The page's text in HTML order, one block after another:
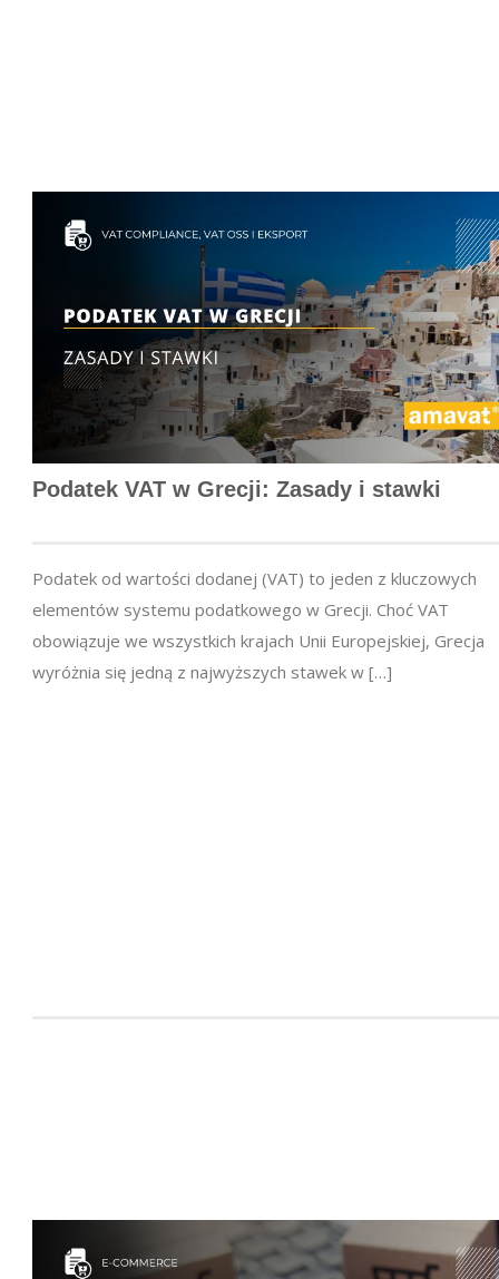
Podatek VAT w Grecji: Zasady i stawki
Podatek od wartości dodanej (VAT) to jeden z kluczowych
elementów systemu podatkowego w Grecji. Choć VAT
obowiązuje we wszystkich krajach Unii Europejskiej, Grecja
wyróżnia się jedną z najwyższych stawek w […]